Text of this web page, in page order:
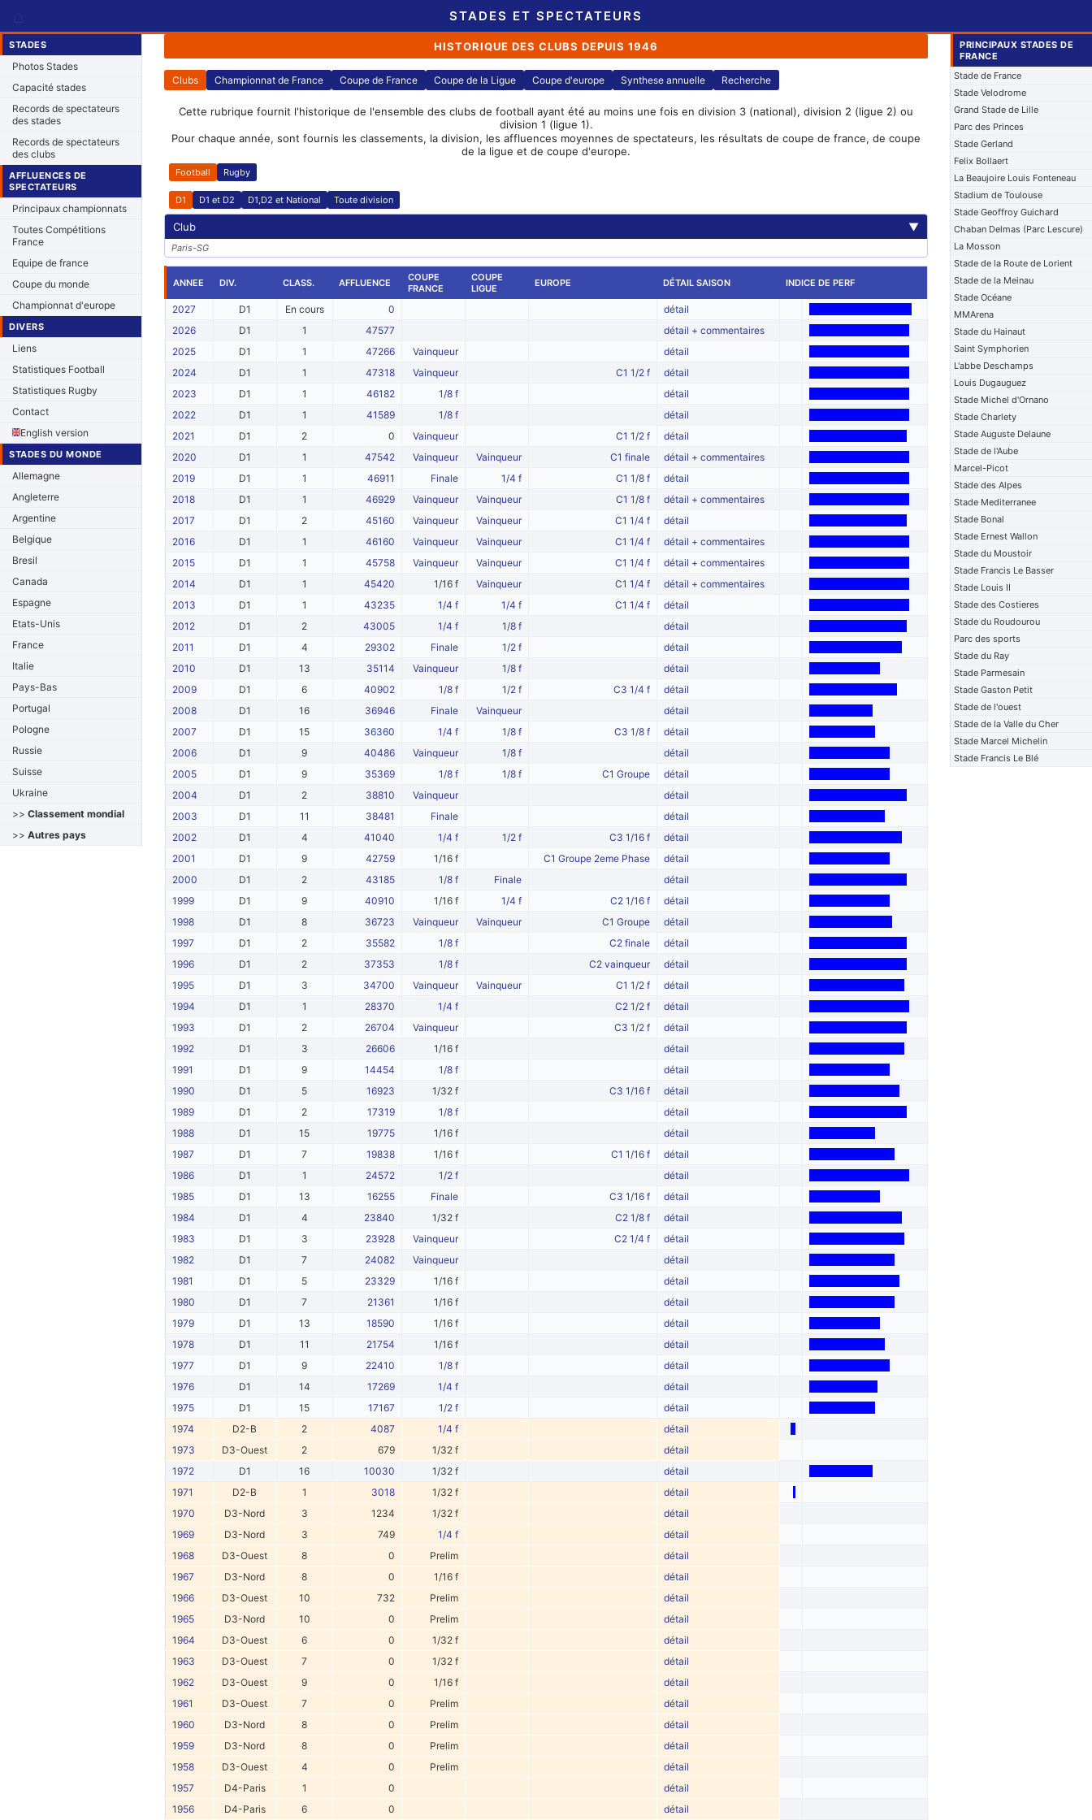
STADES ET SPECTATEURS
STADES
Photos Stades
Capacité stades
Records de spectateurs
des stades
Records de spectateurs
des clubs
AFFLUENCES DE
SPECTATEURS
Principaux championnats
Toutes Compétitions
France
Equipe de france
Coupe du monde
Championnat d'europe
DIVERS
Liens
Statistiques Football
Statistiques Rugby
Contact
English version
STADES DU MONDE
Allemagne
Angleterre
Argentine
Belgique
Bresil
Canada
Espagne
Etats-Unis
France
Italie
Pays-Bas
Portugal
Pologne
Russie
Suisse
Ukraine
>> Classement mondial
>> Autres pays
HISTORIQUE DES CLUBS DEPUIS 1946
Clubs Championnat de France Coupe de France Coupe de la Ligue Coupe d'europe Synthese annuelle Recherche
Cette rubrique fournit l'historique de l'ensemble des clubs de football ayant été au moins une fois en division 3 (national), division 2 (ligue 2) ou
division 1 (ligue 1).
Pour chaque année, sont fournis les classements, la division, les affluences moyennes de spectateurs, les résultats de coupe de france, de coupe
de la ligue et de coupe d'europe.
Football Rugby
D1 D1 et D2 D1,D2 et National Toute division
Club ▼
Paris-SG
ANNEE DIV. CLASS. AFFLUENCE
COUPE
FRANCE
COUPE
LIGUE
EUROPE DÉTAIL SAISON INDICE DE PERF
2027 D1 En cours 0
détail
2026
D1 1 47577
détail + commentaires
2025
D1 1 47266 Vainqueur
détail
2024
D1 1 47318 Vainqueur C1 1/2 f
détail
2023
D1 1 46182 1/8 f
détail
2022
D1 1 41589 1/8 f
détail
2021
D1 2 0 Vainqueur C1 1/2 f
détail
2020
D1 1 47542 Vainqueur Vainqueur C1 finale
détail + commentaires
2019
D1 1 46911 Finale 1/4 f C1 1/8 f
détail
2018
D1 1 46929 Vainqueur Vainqueur C1 1/8 f
détail + commentaires
2017
D1 2 45160 Vainqueur Vainqueur C1 1/4 f
détail
2016
D1 1 46160 Vainqueur Vainqueur C1 1/4 f
détail + commentaires
2015
D1 1 45758 Vainqueur Vainqueur C1 1/4 f
détail + commentaires
2014
D1 1 45420 1/16 f Vainqueur C1 1/4 f
détail + commentaires
2013
D1 1 43235 1/4 f 1/4 f C1 1/4 f
détail
2012
D1 2 43005 1/4 f 1/8 f
détail
2011
D1 4 29302 Finale 1/2 f
détail
2010
D1 13 35114 Vainqueur 1/8 f
détail
2009
D1 6 40902 1/8 f 1/2 f C3 1/4 f
détail
2008
D1 16 36946 Finale Vainqueur
détail
2007
D1 15 36360 1/4 f 1/8 f C3 1/8 f
détail
2006
D1 9 40486 Vainqueur 1/8 f
détail
2005
D1 9 35369 1/8 f 1/8 f C1 Groupe
détail
2004
D1 2 38810 Vainqueur
détail
2003
D1 11 38481 Finale
détail
2002
D1 4 41040 1/4 f 1/2 f C3 1/16 f
détail
2001
D1 9 42759 1/16 f C1 Groupe 2eme Phase
détail
2000
D1 2 43185 1/8 f Finale
détail
1999
D1 9 40910 1/16 f 1/4 f C2 1/16 f
détail
1998
D1 8 36723 Vainqueur Vainqueur C1 Groupe
détail
1997
D1 2 35582 1/8 f C2 finale
détail
1996
D1 2 37353 1/8 f C2 vainqueur
détail
1995
D1 3 34700 Vainqueur Vainqueur C1 1/2 f
détail
1994
D1 1 28370 1/4 f C2 1/2 f
détail
1993
D1 2 26704 Vainqueur C3 1/2 f
détail
1992
D1 3 26606 1/16 f
détail
1991
D1 9 14454 1/8 f
détail
1990
D1 5 16923 1/32 f C3 1/16 f
détail
1989
D1 2 17319 1/8 f
détail
1988
D1 15 19775 1/16 f
détail
1987
D1 7 19838 1/16 f C1 1/16 f
détail
1986
D1 1 24572 1/2 f
détail
1985
D1 13 16255 Finale C3 1/16 f
détail
1984
D1 4 23840 1/32 f C2 1/8 f
détail
1983
D1 3 23928 Vainqueur C2 1/4 f
détail
1982
D1 7 24082 Vainqueur
détail
1981
D1 5 23329 1/16 f
détail
1980
D1 7 21361 1/16 f
détail
1979
D1 13 18590 1/16 f
détail
1978
D1 11 21754 1/16 f
détail
1977
D1 9 22410 1/8 f
détail
1976
D1 14 17269 1/4 f
détail
1975
D1 15 17167 1/2 f
détail
1974
D2-B 2 4087 1/4 f
détail
1973
D3-Ouest 2 679 1/32 f
détail
1972
D1 16 10030 1/32 f
détail
1971
D2-B 1 3018 1/32 f
détail
1970
D3-Nord 3 1234 1/32 f
détail
1969
D3-Nord 3 749 1/4 f
détail
1968
D3-Ouest 8 0 Prelim
détail
1967
D3-Nord 8 0 1/16 f
détail
1966
D3-Ouest 10 732 Prelim
détail
1965
D3-Nord 10 0 Prelim
détail
1964
D3-Ouest 6 0 1/32 f
détail
1963
D3-Ouest 7 0 1/32 f
détail
1962
D3-Ouest 9 0 1/16 f
détail
1961
D3-Ouest 7 0 Prelim
détail
1960
D3-Nord 8 0 Prelim
détail
1959
D3-Nord 8 0 Prelim
détail
1958
D3-Ouest 4 0 Prelim
détail
1957
D4-Paris 1 0
détail
1956
D4-Paris 6 0 détail
PRINCIPAUX STADES DE
FRANCE
Stade de France
Stade Velodrome
Grand Stade de Lille
Parc des Princes
Stade Gerland
Felix Bollaert
La Beaujoire Louis Fonteneau
Stadium de Toulouse
Stade Geoffroy Guichard
Chaban Delmas (Parc Lescure)
La Mosson
Stade de la Route de Lorient
Stade de la Meinau
Stade Océane
MMArena
Stade du Hainaut
Saint Symphorien
L'abbe Deschamps
Louis Dugauguez
Stade Michel d'Ornano
Stade Charlety
Stade Auguste Delaune
Stade de l'Aube
Marcel-Picot
Stade des Alpes
Stade Mediterranee
Stade Bonal
Stade Ernest Wallon
Stade du Moustoir
Stade Francis Le Basser
Stade Louis II
Stade des Costieres
Stade du Roudourou
Parc des sports
Stade du Ray
Stade Parmesain
Stade Gaston Petit
Stade de l'ouest
Stade de la Valle du Cher
Stade Marcel Michelin
Stade Francis Le Blé